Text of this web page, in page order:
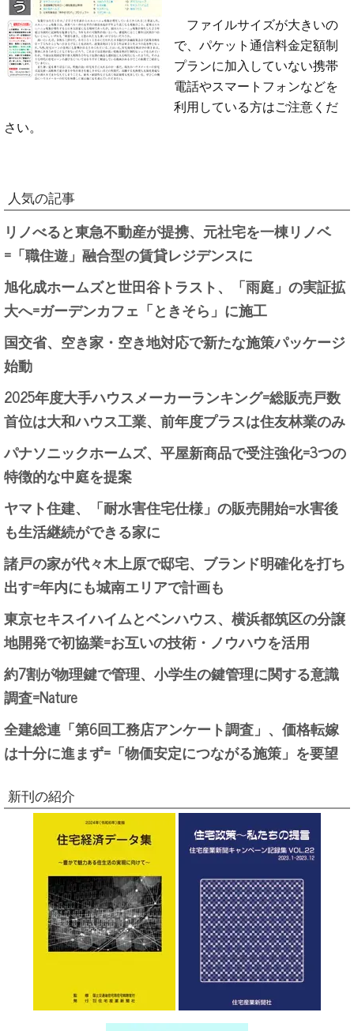
ファイルサイズが大きいの
で、パケット通信料金定額制
プランに加入していない携帯
電話やスマートフォンなどを
利用している方はご注意くだ
さい。
人気の記事
リノべると東急不動産が提携、元社宅を一棟リノベ
=「職住遊」融合型の賃貸レジデンスに
旭化成ホームズと世田谷トラスト、「雨庭」の実証拡
大へ=ガーデンカフェ「ときそら」に施工
国交省、空き家・空き地対応で新たな施策パッケージ
始動
2025年度大手ハウスメーカーランキング=総販売戸数
首位は大和ハウス工業、前年度プラスは住友林業のみ
パナソニックホームズ、平屋新商品で受注強化=3つの
特徴的な中庭を提案
ヤマト住建、「耐水害住宅仕様」の販売開始=水害後
も生活継続ができる家に
諸戸の家が代々木上原で邸宅、ブランド明確化を打ち
出す=年内にも城南エリアで計画も
東京セキスイハイムとベンハウス、横浜都筑区の分譲
地開発で初協業=お互いの技術・ノウハウを活用
約7割が物理鍵で管理、小学生の鍵管理に関する意識
調査=Nature
全建総連「第6回工務店アンケート調査」、価格転嫁
は十分に進まず=「物価安定につながる施策」を要望
新刊の紹介